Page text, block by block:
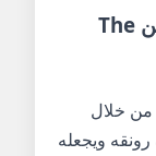
The
من خلال
ويجعله